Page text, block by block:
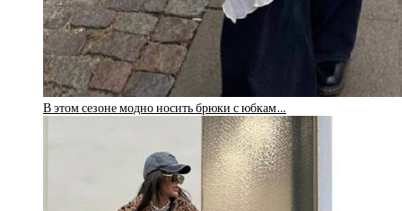
В этом сезоне модно носить брюки с юбкам…